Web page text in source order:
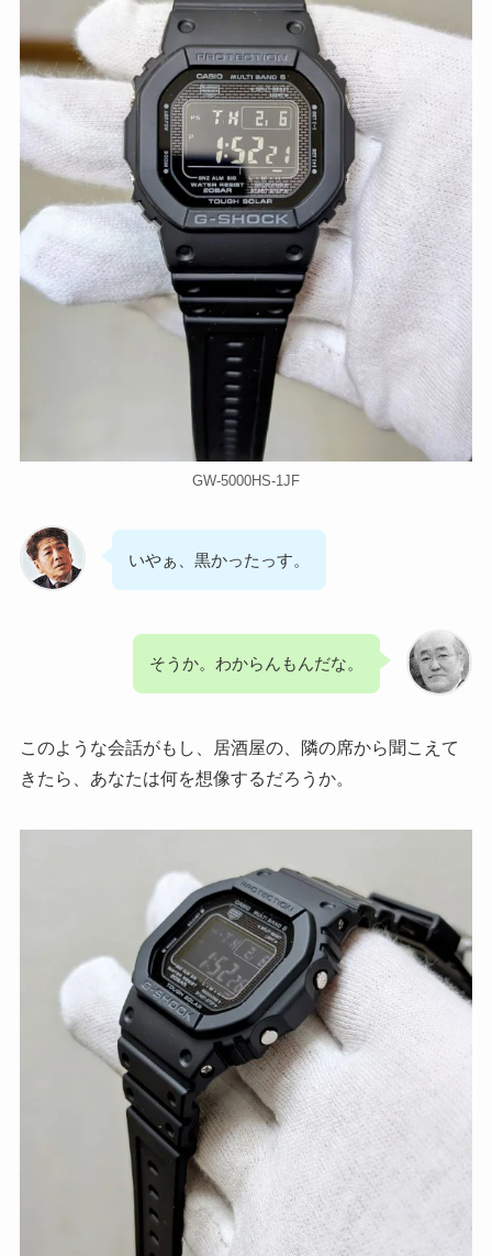
GW-5000HS-1JF
いやぁ、黒かったっす。
そうか。わからんもんだな。
このような会話がもし、居酒屋の、隣の席から聞こえて
きたら、あなたは何を想像するだろうか。